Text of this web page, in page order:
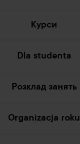
Курси
Dla studenta
Розклад занять
Organizacja roku